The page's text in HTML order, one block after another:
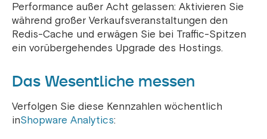
Performance außer Acht gelassen: Aktivieren Sie
während großer Verkaufsveranstaltungen den
Redis-Cache und erwägen Sie bei Traffic-Spitzen
ein vorübergehendes Upgrade des Hostings.
Das Wesentliche messen
Verfolgen Sie diese Kennzahlen wöchentlich
inShopware Analytics: